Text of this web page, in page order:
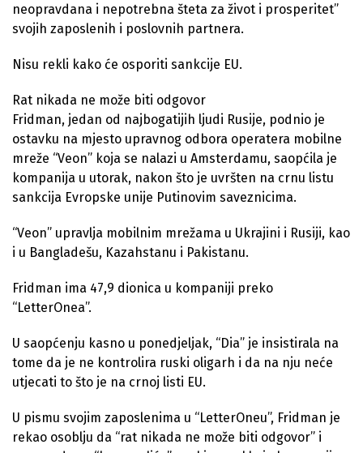
neopravdana i nepotrebna šteta za život i prosperitet”
svojih zaposlenih i poslovnih partnera.
Nisu rekli kako će osporiti sankcije EU.
Rat nikada ne može biti odgovor
Fridman, jedan od najbogatijih ljudi Rusije, podnio je
ostavku na mjesto upravnog odbora operatera mobilne
mreže “Veon” koja se nalazi u Amsterdamu, saopćila je
kompanija u utorak, nakon što je uvršten na crnu listu
sankcija Evropske unije Putinovim saveznicima.
“Veon” upravlja mobilnim mrežama u Ukrajini i Rusiji, kao
i u Bangladešu, Kazahstanu i Pakistanu.
Fridman ima 47,9 dionica u kompaniji preko
“LetterOnea”.
U saopćenju kasno u ponedjeljak, “Dia” je insistirala na
tome da je ne kontrolira ruski oligarh i da na nju neće
utjecati to što je na crnoj listi EU.
U pismu svojim zaposlenima u “LetterOneu”, Fridman je
rekao osoblju da “rat nikada ne može biti odgovor” i